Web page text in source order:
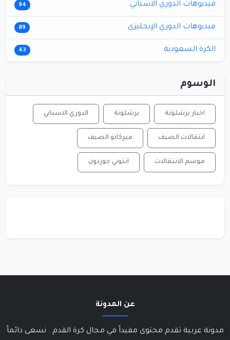
فيديوهات الدوري الاسباني 94
فيديوهات الدوري الإنجليزي 89
الكرة السعودية 43
الوسوم
اخبار برشلونة برشلونة الدوري الاسباني
انتقالات الصيف ميركاتو الصيف
موسم الانتقالات انتوني جوردون
عن المدونة
مدونة عربية تقدم محتوى مفيداً في مجال كرة القدم . نسعى دائماً